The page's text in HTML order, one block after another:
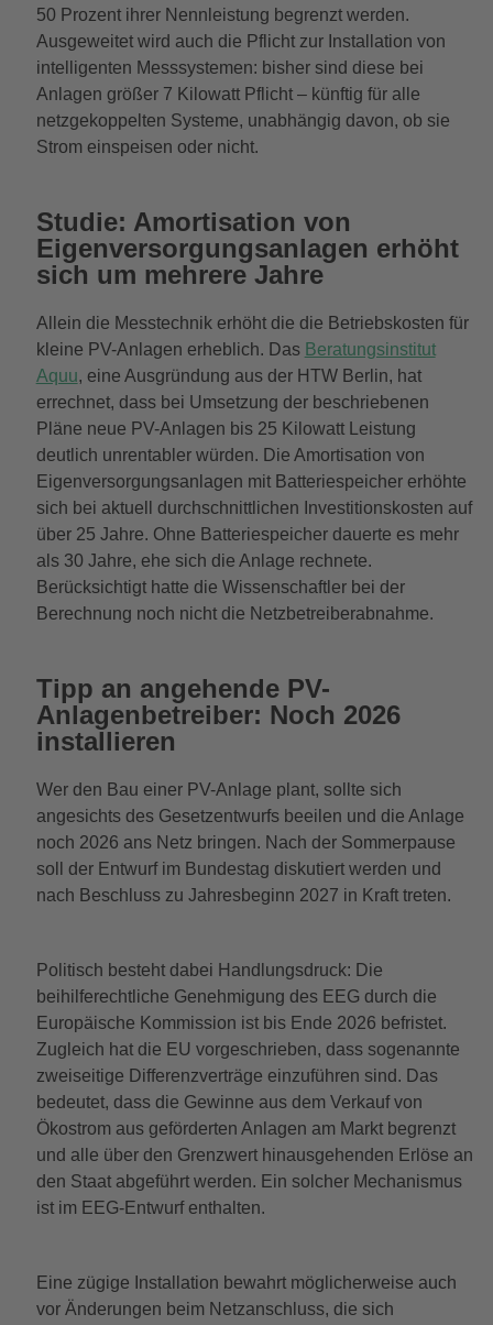
50 Prozent ihrer Nennleistung begrenzt werden.
Ausgeweitet wird auch die Pflicht zur Installation von
intelligenten Messsystemen: bisher sind diese bei
Anlagen größer 7 Kilowatt Pflicht – künftig für alle
netzgekoppelten Systeme, unabhängig davon, ob sie
Strom einspeisen oder nicht.
Studie: Amortisation von
Eigenversorgungsanlagen erhöht
sich um mehrere Jahre
Allein die Messtechnik erhöht die die Betriebskosten für
kleine PV-Anlagen erheblich. Das Beratungsinstitut
Aquu, eine Ausgründung aus der HTW Berlin, hat
errechnet, dass bei Umsetzung der beschriebenen
Pläne neue PV-Anlagen bis 25 Kilowatt Leistung
deutlich unrentabler würden. Die Amortisation von
Eigenversorgungsanlagen mit Batteriespeicher erhöhte
sich bei aktuell durchschnittlichen Investitionskosten auf
über 25 Jahre. Ohne Batteriespeicher dauerte es mehr
als 30 Jahre, ehe sich die Anlage rechnete.
Berücksichtigt hatte die Wissenschaftler bei der
Berechnung noch nicht die Netzbetreiberabnahme.
Tipp an angehende PV-
Anlagenbetreiber: Noch 2026
installieren
Wer den Bau einer PV-Anlage plant, sollte sich
angesichts des Gesetzentwurfs beeilen und die Anlage
noch 2026 ans Netz bringen. Nach der Sommerpause
soll der Entwurf im Bundestag diskutiert werden und
nach Beschluss zu Jahresbeginn 2027 in Kraft treten.
Politisch besteht dabei Handlungsdruck: Die
beihilferechtliche Genehmigung des EEG durch die
Europäische Kommission ist bis Ende 2026 befristet.
Zugleich hat die EU vorgeschrieben, dass sogenannte
zweiseitige Differenzverträge einzuführen sind. Das
bedeutet, dass die Gewinne aus dem Verkauf von
Ökostrom aus geförderten Anlagen am Markt begrenzt
und alle über den Grenzwert hinausgehenden Erlöse an
den Staat abgeführt werden. Ein solcher Mechanismus
ist im EEG-Entwurf enthalten.
Eine zügige Installation bewahrt möglicherweise auch
vor Änderungen beim Netzanschluss, die sich